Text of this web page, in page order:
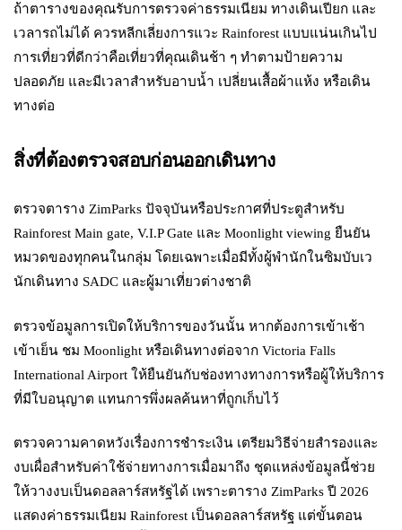
ถ้าตารางของคุณรับการตรวจค่าธรรมเนียม ทางเดินเปียก และ
เวลารถไม่ได้ ควรหลีกเลี่ยงการแวะ Rainforest แบบแน่นเกินไป
การเที่ยวที่ดีกว่าคือเที่ยวที่คุณเดินช้า ๆ ทำตามป้ายความ
ปลอดภัย และมีเวลาสำหรับอาบน้ำ เปลี่ยนเสื้อผ้าแห้ง หรือเดิน
ทางต่อ
สิ่งที่ต้องตรวจสอบก่อนออกเดินทาง
ตรวจตาราง ZimParks ปัจจุบันหรือประกาศที่ประตูสำหรับ
Rainforest Main gate, V.I.P Gate และ Moonlight viewing ยืนยัน
หมวดของทุกคนในกลุ่ม โดยเฉพาะเมื่อมีทั้งผู้พำนักในซิมบับเว
นักเดินทาง SADC และผู้มาเที่ยวต่างชาติ
ตรวจข้อมูลการเปิดให้บริการของวันนั้น หากต้องการเข้าเช้า
เข้าเย็น ชม Moonlight หรือเดินทางต่อจาก Victoria Falls
International Airport ให้ยืนยันกับช่องทางทางการหรือผู้ให้บริการ
ที่มีใบอนุญาต แทนการพึ่งผลค้นหาที่ถูกเก็บไว้
ตรวจความคาดหวังเรื่องการชำระเงิน เตรียมวิธีจ่ายสำรองและ
งบเผื่อสำหรับค่าใช้จ่ายทางการเมื่อมาถึง ชุดแหล่งข้อมูลนี้ช่วย
ให้วางงบเป็นดอลลาร์สหรัฐได้ เพราะตาราง ZimParks ปี 2026
แสดงค่าธรรมเนียม Rainforest เป็นดอลลาร์สหรัฐ แต่ขั้นตอน